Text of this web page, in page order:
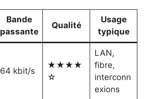
Bande
passante
Qualité
Usage
typique
64 kbit/s
★★★★
☆
LAN,
fibre,
interconn
exions